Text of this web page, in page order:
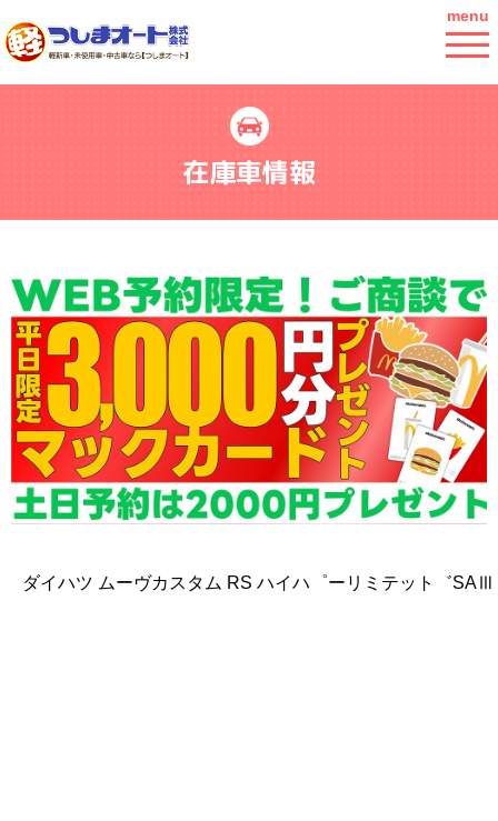
menu
在庫車情報
ダイハツ ムーヴカスタム RS ハイハ゜ーリミテット゛SAⅢ